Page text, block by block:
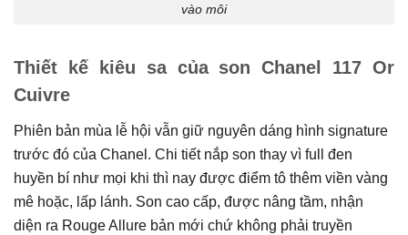
vào môi
Thiết kế kiêu sa của son Chanel 117 Or
Cuivre
Phiên bản mùa lễ hội vẫn giữ nguyên dáng hình signature
trước đó của Chanel. Chi tiết nắp son thay vì full đen
huyền bí như mọi khi thì nay được điểm tô thêm viền vàng
mê hoặc, lấp lánh. Son cao cấp, được nâng tầm, nhận
diện ra Rouge Allure bản mới chứ không phải truyền